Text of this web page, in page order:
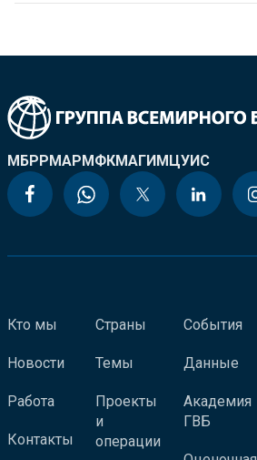
МБРРМАРМФКМАГИМЦУИС
Кто мы
Новости
Работа
Контакты
Страны
Темы
Проекты
и
операции
События
Данные
Академия
ГВБ